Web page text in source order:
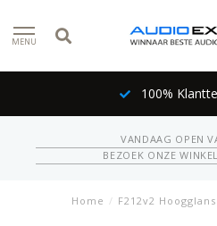
MENU
100%
VANDAAG OPEN
BEZOEK ONZE
Home / F212v2